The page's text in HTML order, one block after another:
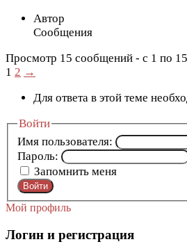
Автор
Сообщения
Просмотр 15 сообщений - с 1 по
1 2 →
Для ответа в этой теме
Войти
Имя пользователя:
Пароль:
Запомнить меня
Войти
Мой профиль
Логин и регистрация